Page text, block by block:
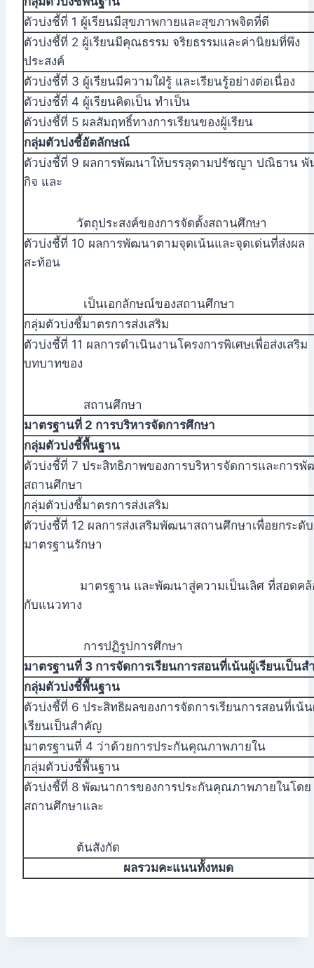
ตัวบ่งชี้ที่ 1 ผู้เรียนมีสุขภาพกายและสุขภาพจิตที่ดี
ตัวบ่งชี้ที่ 2 ผู้เรียนมีคุณธรรม จริยธรรมและค่านิยมที่พึง
ประสงค์
ตัวบ่งชี้ที่ 3 ผู้เรียนมีความใฝ่รู้ และเรียนรู้อย่างต่อเนื่อง
ตัวบ่งชี้ที่ 4 ผู้เรียนคิดเป็น ทำเป็น
ตัวบ่งชี้ที่ 5 ผลสัมฤทธิ์ทางการเรียนของผู้เรียน
กลุ่มตัวบ่งชี้อัตลักษณ์
ตัวบ่งชี้ที่ 9 ผลการพัฒนาให้บรรลุตามปรัชญา ปณิธาน พั
กิจ และ
วัตถุประสงค์ของการจัดตั้งสถานศึกษา
ตัวบ่งชี้ที่ 10 ผลการพัฒนาตามจุดเน้นและจุดเด่นที่ส่งผล
สะท้อน
เป็นเอกลักษณ์ของสถานศึกษา
กลุ่มตัวบ่งชี้มาตรการส่งเสริม
ตัวบ่งชี้ที่ 11 ผลการดำเนินงานโครงการพิเศษเพื่อส่งเสริม
บทบาทของ
สถานศึกษา
มาตรฐานที่ 2 การบริหารจัดการศึกษา
กลุ่มตัวบ่งชี้พื้นฐาน
ตัวบ่งชี้ที่ 7 ประสิทธิภาพของการบริหารจัดการและการ
สถานศึกษา
กลุ่มตัวบ่งชี้มาตรการส่งเสริม
ตัวบ่งชี้ที่ 12 ผลการส่งเสริมพัฒนาสถานศึกษาเพื่อยกระดับ
มาตรฐานรักษา
มาตรฐาน และพัฒนาสู่ความเป็นเลิศ ที่สอดคล้
กับแนวทาง
การปฏิรูปการศึกษา
มาตรฐานที่ 3 การจัดการเรียนการสอนที่เน้นผู้เรียนเป็น
กลุ่มตัวบ่งชี้พื้นฐาน
ตัวบ่งชี้ที่ 6 ประสิทธิผลของการจัดการเรียนการสอนที่เน้
เรียนเป็นสำคัญ
มาตรฐานที่ 4 ว่าด้วยการประกันคุณภาพภายใน
กลุ่มตัวบ่งชี้พื้นฐาน
ตัวบ่งชี้ที่ 8 พัฒนาการของการประกันคุณภาพภายในโดย
สถานศึกษาและ
ต้นสังกัด
ผลรวมคะแนนทั้งหมด